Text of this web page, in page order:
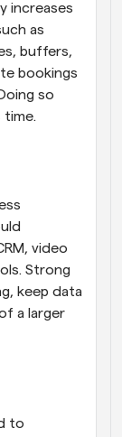
increases
buffers,
bookings
so
time.
video
Strong
keep data
a larger
to